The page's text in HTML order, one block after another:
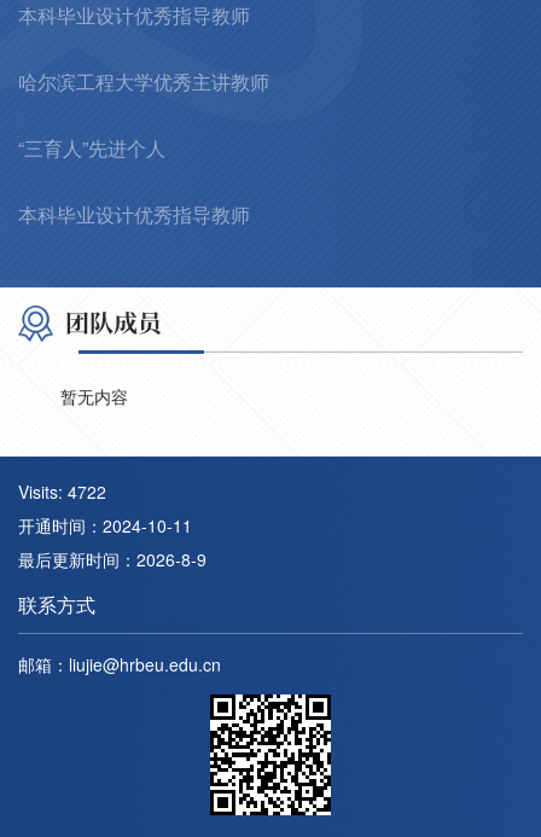
本科毕业设计优秀指导教师
哈尔滨工程大学优秀主讲教师
“三育人”先进个人
本科毕业设计优秀指导教师
团队成员
暂无内容
Visits: 4722
开通时间： 2024-10-11
最后更新时间： 2026-8-9
联系方式
邮箱： liujie@hrbeu.edu.cn